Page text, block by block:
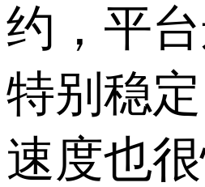
约，平
特别稳
速度也